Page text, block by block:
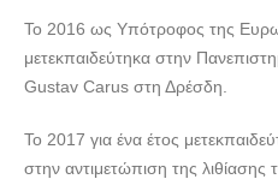
Το 2016 ως Υπότροφος της
μετεκπαιδεύτηκα στην
Gustav Carus στη Δρέσδη.
To 2017 για ένα έτος
στην αντιμετώπιση της λιθίασης